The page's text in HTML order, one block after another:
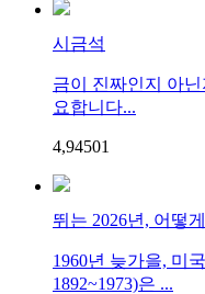
시금석
금이 진짜인지 아
요합니다...
4,94501
뛰는 2026년, 어떻
1960년 늦가을, 미
1892~1973)은 ...